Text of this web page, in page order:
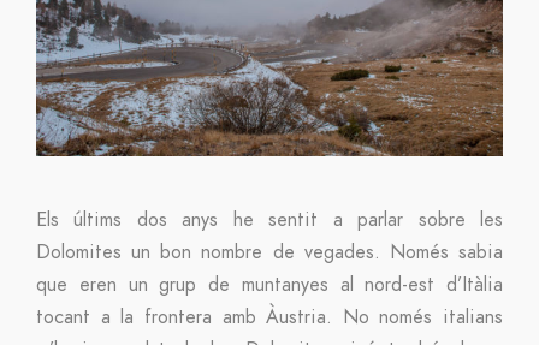
Els últims dos anys he sentit a parlar sobre les
Dolomites un bon nombre de vegades. Només sabia
que eren un grup de muntanyes al nord-est d’Itàlia
tocant a la frontera amb Àustria. No només italians